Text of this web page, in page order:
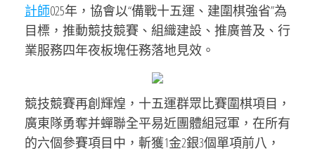
計師025年，協會以“備戰十五運、建圍棋強省”為
目標，推動競技競賽、組織建設、推廣普及、行
業服務四年夜板塊任務落地見效。
競技競賽再創輝煌，十五運群眾比賽圍棋項目，
廣東隊勇奪并蟬聯全平易近團體組冠軍，在所有
的六個參賽項目中，斬獲1金2銀3個單項前八，